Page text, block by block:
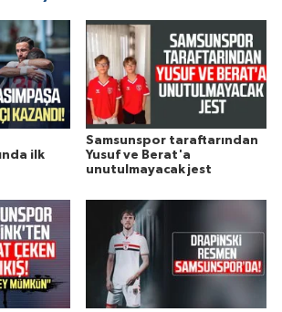
ilk
Samsunspor taraftarından
Yusuf ve Berat'a
unutulmayacak jest